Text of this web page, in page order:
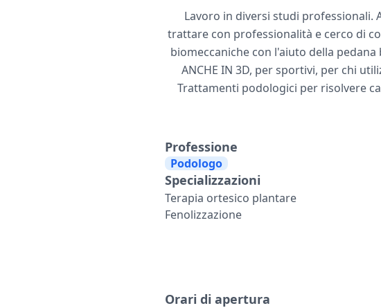
Lavoro in diversi studi professionali.
trattare con professionalità e cerco di
biomeccaniche con l'aiuto della
ANCHE IN 3D, per sportivi, per chi
Trattamenti podologici per risolvere
Professione
Podologo
Specializzazioni
Terapia ortesico plantare
Fenolizzazione
Orari di apertura